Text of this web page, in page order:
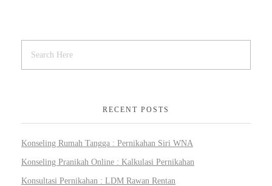
RECENT POSTS
Konseling Rumah Tangga : Pernikahan Siri WNA
Konseling Pranikah Online : Kalkulasi Pernikahan
Konsultasi Pernikahan : LDM Rawan Rentan